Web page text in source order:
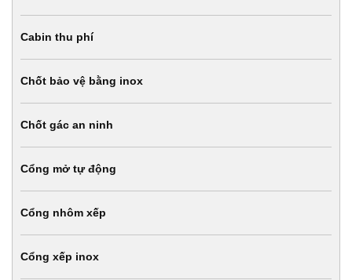
Cabin thu phí
Chốt bảo vệ bằng inox
Chốt gác an ninh
Cổng mở tự động
Cổng nhôm xếp
Cổng xếp inox